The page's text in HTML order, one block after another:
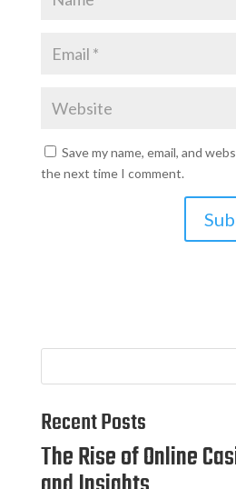
Save my name, email, and
the next time I comment.
Recent Posts
The Rise of Online